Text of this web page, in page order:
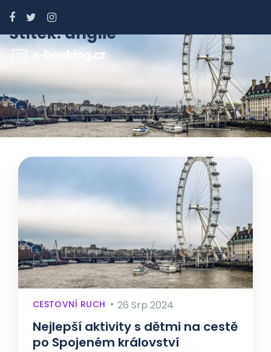
Štítek:anglie
CESTOVNÍ RUCH 26 Srp 2024
Nejlepší aktivity s dětmi na cestě
po Spojeném království